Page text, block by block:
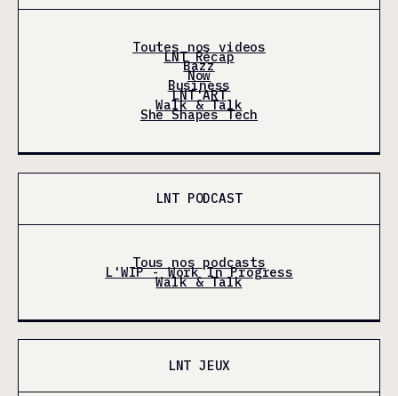
Toutes nos videos
LNT Récap
Bazz
Now
Business
LNT'ART
Walk & Talk
She Shapes Tech
LNT PODCAST
Tous nos podcasts
L'WIP - Work In Progress
Walk & Talk
LNT JEUX